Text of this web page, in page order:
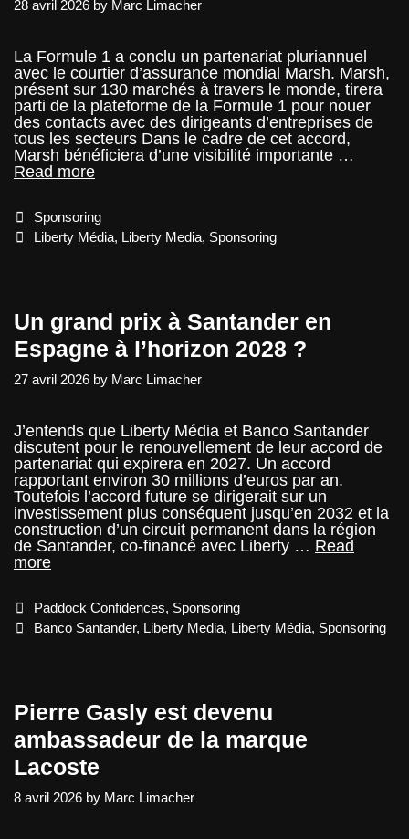
28 avril 2026 by Marc Limacher
La Formule 1 a conclu un partenariat pluriannuel
avec le courtier d’assurance mondial Marsh. Marsh,
présent sur 130 marchés à travers le monde, tirera
parti de la plateforme de la Formule 1 pour nouer
des contacts avec des dirigeants d’entreprises de
tous les secteurs Dans le cadre de cet accord,
Marsh bénéficiera d’une visibilité importante …
Read morela
dans
l’assurance
Categories
Sponsoring
Tags
Liberty Média, Liberty Media, Sponsoring
Un grand prix à Santander en
Espagne à l’horizon 2028 ?
27 avril 2026 by Marc Limacher
J’entends que Liberty Média et Banco Santander
discutent pour le renouvellement de leur accord de
partenariat qui expirera en 2027. Un accord
rapportant environ 30 millions d’euros par an.
Toutefois l’accord future se dirigerait sur un
investissement plus conséquent jusqu’en 2032 et la
construction d’un circuit permanent dans la région
de Santander, co-financé avec Liberty … Read
moreUn
à
Santander
2028
?
Categories
Paddock Confidences, Sponsoring
Tags
Banco Santander, Liberty Media, Liberty Média, Sponsoring
Pierre Gasly est devenu
ambassadeur de la marque
Lacoste
8 avril 2026 by Marc Limacher